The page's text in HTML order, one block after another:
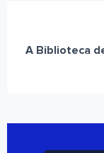
A Biblioteca